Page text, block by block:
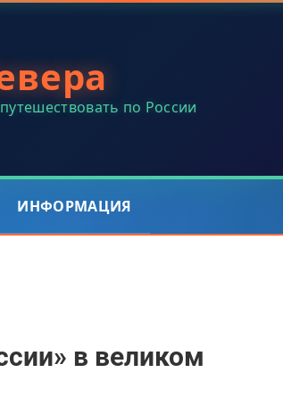
по России
ИНФОРМАЦИЯ
в великом